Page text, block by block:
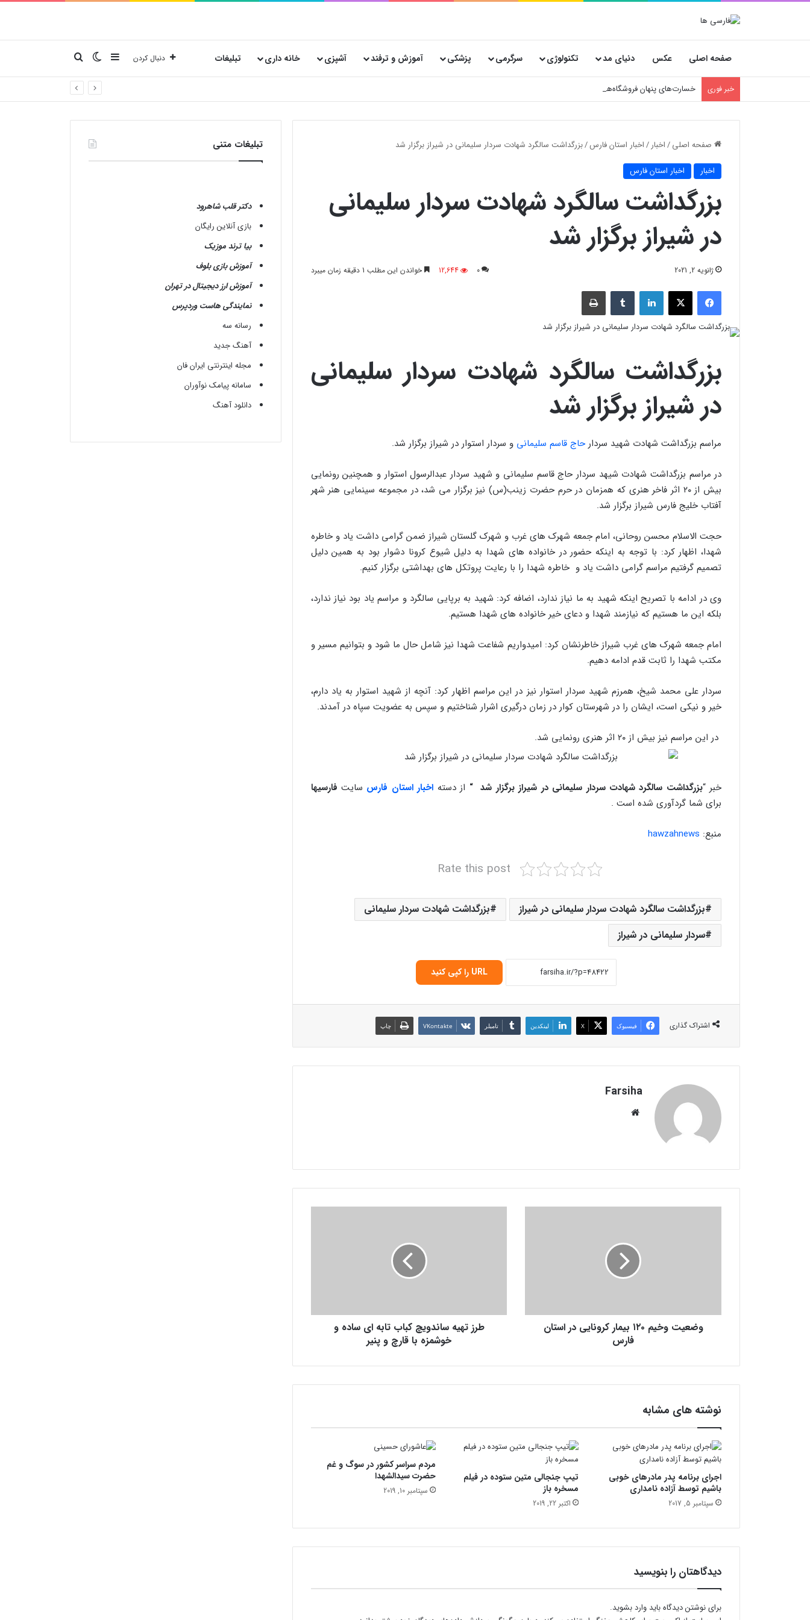
صفحه اصلی عکس دنیای مد تکنولوژی سرگرمی پزشکی آموزش و ترفند آشپزی خانه داری تبلیغات دنبال کردن نوارکناریتغییر پوسته
جستجو برای
خبر فوری خسارت‌های پنهان فروشگاه‌ها؛ چرا انتخاب کارتن پستی حیاتی است؟
صفحه اصلی/ اخبار/ اخبار استان فارس/بزرگداشت سالگرد شهادت سردار سلیمانی در شیراز برگزار شد
اخبار اخبار استان فارس
بزرگداشت سالگرد شهادت سردار سلیمانی
در شیراز برگزار شد
ژانویه 2, 2021 0
12,644 خواندن این مطلب 1 دقیقه زمان میبرد
فیسبوک X لینکدین ‫تامبلر چاپ
بزرگداشت سالگرد شهادت سردار سلیمانی
در شیراز برگزار شد
مراسم بزرگداشت شهادت شهید سردارحاج قاسم سلیمانی و سردار استوار در شیراز برگزار شد.
در مراسم بزرگداشت شهادت شیهد سردار حاج قاسم سلیمانی و شهید سردار عبدالرسول استوار و همچنین رونمایی
بیش از ۲۰ اثر فاخر هنری که همزمان در حرم حضرت زینب(س) نیز برگزار می شد، در مجموعه سینمایی هنر شهر
آفتاب خلیج فارس شیراز برگزار شد.
حجت الاسلام محسن روحانی، امام جمعه شهرک های غرب و شهرک گلستان شیراز ضمن گرامی داشت یاد و خاطره
شهدا، اظهار کرد: با توجه به اینکه حضور در خانواده های شهدا به دلیل شیوع کرونا دشوار بود به همین دلیل
تصمیم گرفتیم مراسم گرامی داشت یاد و خاطره شهدا را با رعایت پروتکل های بهداشتی برگزار کنیم.
وی در ادامه با تصریح اینکه شهید به ما نیاز ندارد، اضافه کرد: شهید به برپایی سالگرد و مراسم یاد بود نیاز ندارد،
بلکه این ما هستیم که نیازمند شهدا و دعای خیر خانواده های شهدا هستیم.
امام جمعه شهرک های غرب شیراز خاطرنشان کرد: امیدواریم شفاعت شهدا نیز شامل حال ما شود و بتوانیم مسیر و
مکتب شهدا را ثابت قدم ادامه دهیم.
سردار علی محمد شیخ، همرزم شهید سردار استوار نیز در این مراسم اظهار کرد: آنچه از شهید استوار به یاد دارم،
خیر و نیکی است، ایشان را در شهرستان کوار در زمان درگیری اشرار شناختیم و سپس به عضویت سپاه در آمدند.
در این مراسم نیز بیش از ۲۰ اثر هنری رونمایی شد.
خبر “بزرگداشت سالگرد شهادت سردار سلیمانی در شیراز برگزار شد “ از دسته اخبار استان فارس سایت فارسیها
برای شما گردآوری شده است .
منبع: hawzahnews
Rate this post
بزرگداشت سالگرد شهادت سردار سلیمانی در شیراز
بزرگداشت شهادت سردار سلیمانی
سردار سلیمانی در شیراز
URL را کپی کنید
اشتراک گذاری فیسبوک X لینکدین ‫تامبلر ‫VKontakte چاپ
Farsiha
م
ب
ر
ک
ر
و
ن
ا
ی
ی
ر
ت
ن
ف
وضعیت وخیم ۱۲۰ بیمار کرونایی در استان
فارس
ا
ی
ب
ه
ا
و
طرز تهیه ساندویچ کباب تابه ای ساده و
خوشمزه با قارچ و پنیر
نوشته های مشابه
اجرای برنامه پدر مادرهای خوبی
باشیم توسط آزاده نامداری
سپتامبر 5, 2017
تیپ جنجالی متین ستوده در فیلم
مسخره باز
اکتبر 22, 2019
مردم سراسر کشور در سوگ و غم
حضرت سیدالشهدا
سپتامبر 10, 2019
دیدگاهتان را بنویسید
برای نوشتن دیدگاه باید وارد بشوید.
تبلیغات متنی
دکتر قلب شاهرود
بازی آنلاین رایگان
بیا ترند موزیک
آموزش بازی بلوف
آموزش ارز دیجیتال در تهران
نمایندگی هاست وردپرس
رسانه سه
آهنگ جدید
مجله اینترنتی ایران فان
سامانه پیامک نوآوران
دانلود آهنگ